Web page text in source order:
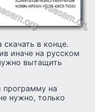
в конце.
иначе на русском
вытащить
программу на
нужно, только